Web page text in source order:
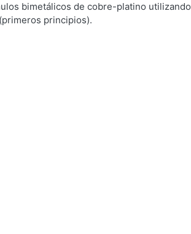
bimetálicos de cobre-platino utilizando
principios).